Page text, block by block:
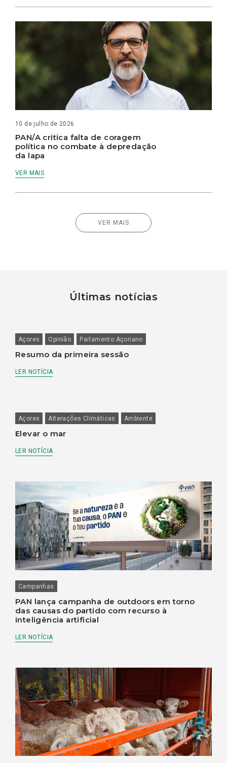
10 de julho de 2026
PAN/A critica falta de coragem
política no combate à depredação
da lapa
VER MAIS
VER MAIS
Últimas notícias
Açores Opinião Parlamento Açoriano
Resumo da primeira sessão
LER NOTÍCIA
Açores Alterações Climáticas Ambiente
Elevar o mar
LER NOTÍCIA
Campanhas
PAN lança campanha de outdoors em torno
das causas do partido com recurso à
inteligência artificial
LER NOTÍCIA